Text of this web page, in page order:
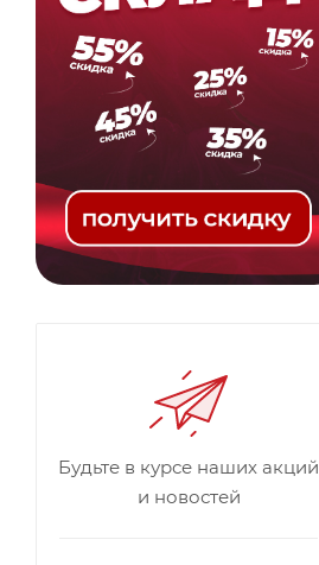
Будьте в курсе наших акций
и новостей